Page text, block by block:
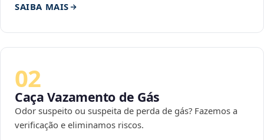
SAIBA MAIS
02
Caça Vazamento de Gás
Odor suspeito ou suspeita de perda de gás? Fazemos a
verificação e eliminamos riscos.